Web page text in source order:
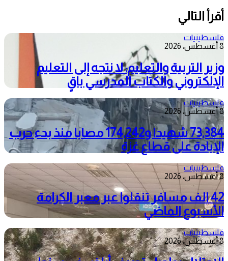
أقرأ التالي
فلسطينيات
8 أغسطس، 2026
وزير التربية والتعليم: لا نتجه إلى التعليم
الإلكتروني والكتاب المدرسي باقٍ
فلسطينيات
8 أغسطس، 2026
73,384 شهيدا و174,242 مصابا منذ بدء حرب
الإبادة على قطاع غزة
فلسطينيات
8 أغسطس، 2026
42 الف مسافر تنقلوا عبر معبر الكرامة
الأسبوع الماضي
فلسطينيات
8 أغسطس، 2026